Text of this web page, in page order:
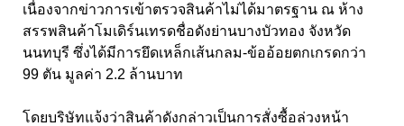
เนื่องจากข่าวการเข้าตรวจสินค้าไม่ได้มาตรฐาน ณ ห้าง
สรรพสินค้าโมเดิร์นเทรดชื่อดังย่านบางบัวทอง จังหวัด
นนทบุรี ซึ่งได้มีการยึดเหล็กเส้นกลม-ข้ออ้อยตกเกรดกว่า
99 ตัน มูลค่า 2.2 ล้านบาท
โดยบริษัทแจ้งว่าสินค้าดังกล่าวเป็นการสั่งซื้อล่วงหน้า